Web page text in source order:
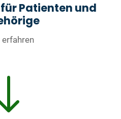
Patienten und
erfahren